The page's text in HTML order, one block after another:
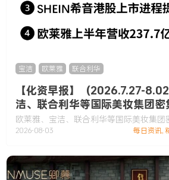
宝洁 欧莱雅 联合利华
【化资早报】（2026.7.27-
洁、联合利华等国际美妆集团
欧莱雅、宝洁、联合利华等国际美妆集团
2026-08-03 每日资讯,